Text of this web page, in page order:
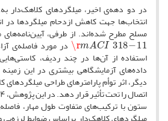
در دو دهه‌ی اخیر، میلگردهای کلاهک‌دار
انتخاب‌ها جهت کاهش ازدحام میلگردها در
مسلح مطرح شده‌اند. از طرفی، آیین‌نامه‌های
\r
mACI318−11 در مورد فاصله‌ی
استفاده از آن‌ها در چند ردیف، کاستی‌هایی
داده‌های آزمایشگاهی بیشتری در این
دیگر، اثر توأم پارامترهای طراحی
ستون با ترکیب‌های متفاوت طول مهار،